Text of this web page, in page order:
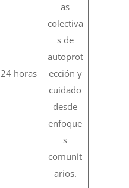
24 horas
as
colectiva
s de
autoprot
ección y
cuidado
desde
enfoque
s
comunit
arios.